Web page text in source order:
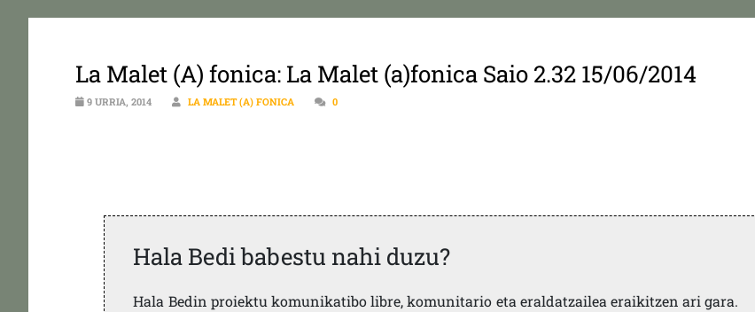
La Malet (A) fonica: La Malet (a)fonica Saio 2.32 15/06/2014
9 URRIA, 2014 LA MALET (A) FONICA 0
Hala Bedi babestu nahi duzu?
Hala Bedin proiektu komunikatibo libre, komunitario eta eraldatzailea eraikitzen ari gara.